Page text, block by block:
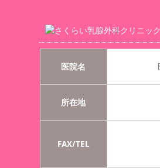
医院名
所在地
FAX/TEL